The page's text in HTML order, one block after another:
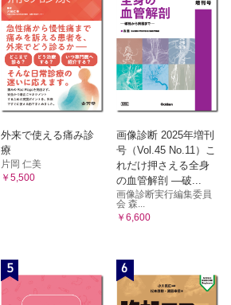
外来で使える痛み診
療
片岡 仁美
￥5,500
画像診断 2025年増刊
号（Vol.45 No.11）こ
れだけ押さえる全身
の血管解剖 ―破...
画像診断実行編集委員
会 森...
￥6,600
5 6